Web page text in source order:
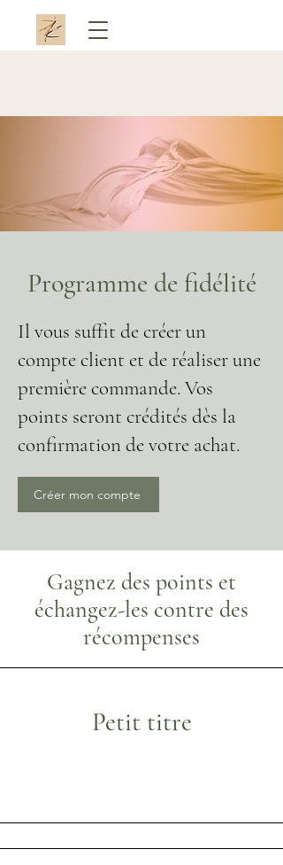
Programme de fidélité
Il vous suffit de créer un
compte client et de réaliser une
première commande. Vos
points seront crédités dès la
confirmation de votre achat.
Créer mon compte
Gagnez des points et
échangez-les contre des
récompenses
Petit titre